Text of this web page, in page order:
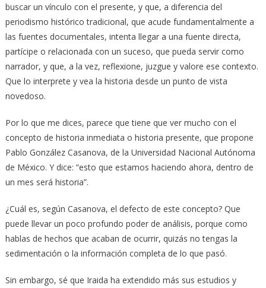
buscar un vínculo con el presente, y que, a diferencia del
periodismo histórico tradicional, que acude fundamentalmente a
las fuentes documentales, intenta llegar a una fuente directa,
partícipe o relacionada con un suceso, que pueda servir como
narrador, y que, a la vez, reflexione, juzgue y valore ese contexto.
Que lo interprete y vea la historia desde un punto de vista
novedoso.
Por lo que me dices, parece que tiene que ver mucho con el
concepto de historia inmediata o historia presente, que propone
Pablo González Casanova, de la Universidad Nacional Autónoma
de México. Y dice: “esto que estamos haciendo ahora, dentro de
un mes será historia”.
¿Cuál es, según Casanova, el defecto de este concepto? Que
puede llevar un poco profundo poder de análisis, porque como
hablas de hechos que acaban de ocurrir, quizás no tengas la
sedimentación o la información completa de lo que pasó.
Sin embargo, sé que Iraida ha extendido más sus estudios y